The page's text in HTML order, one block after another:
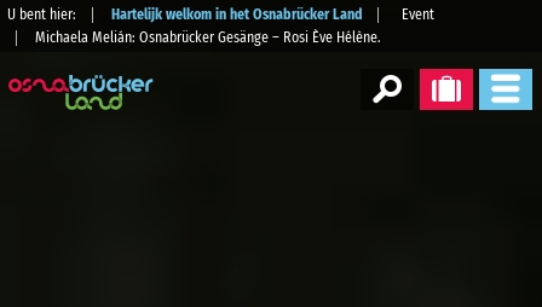
U bent hier: Hartelijk welkom in het Osnabrücker Land
Event
Michaela Melián: Osnabrücker Gesänge – Rosi Ève Hélène.